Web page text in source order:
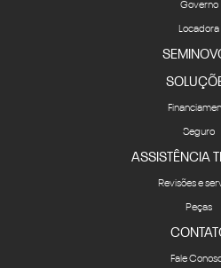
Governo
Locadora
Seguro
ASSISTÊNCIA
Revisões e
Peças
Fale